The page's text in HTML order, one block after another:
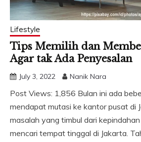
Lifestyle
Tips Memilih dan
Agar tak Ada Penyesalan
July 3, 2022 Nanik Nara
Post Views: 1,856 Bulan ini ada
mendapat mutasi ke kantor pusat di
masalah yang timbul dari
mencari tempat tinggal di Jakarta.